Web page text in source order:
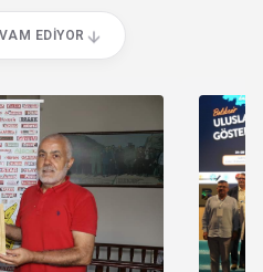
EDIYOR